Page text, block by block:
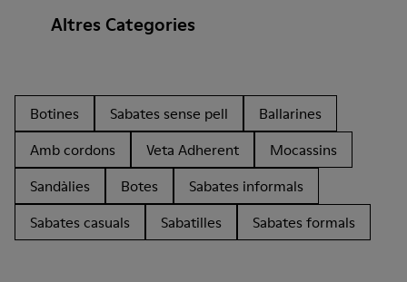
Altres Categories
Botines Sabates sense pell
Ballarines
Amb cordons
Veta Adherent
Mocassins
Sandàlies
Botes
Sabates informals
Sabates casuals
Sabatilles Sabates formals